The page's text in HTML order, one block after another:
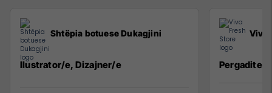
Shtëpia botuese Dukagjini
Ilustrator/e, Dizajner/e
Viva
Pergadites